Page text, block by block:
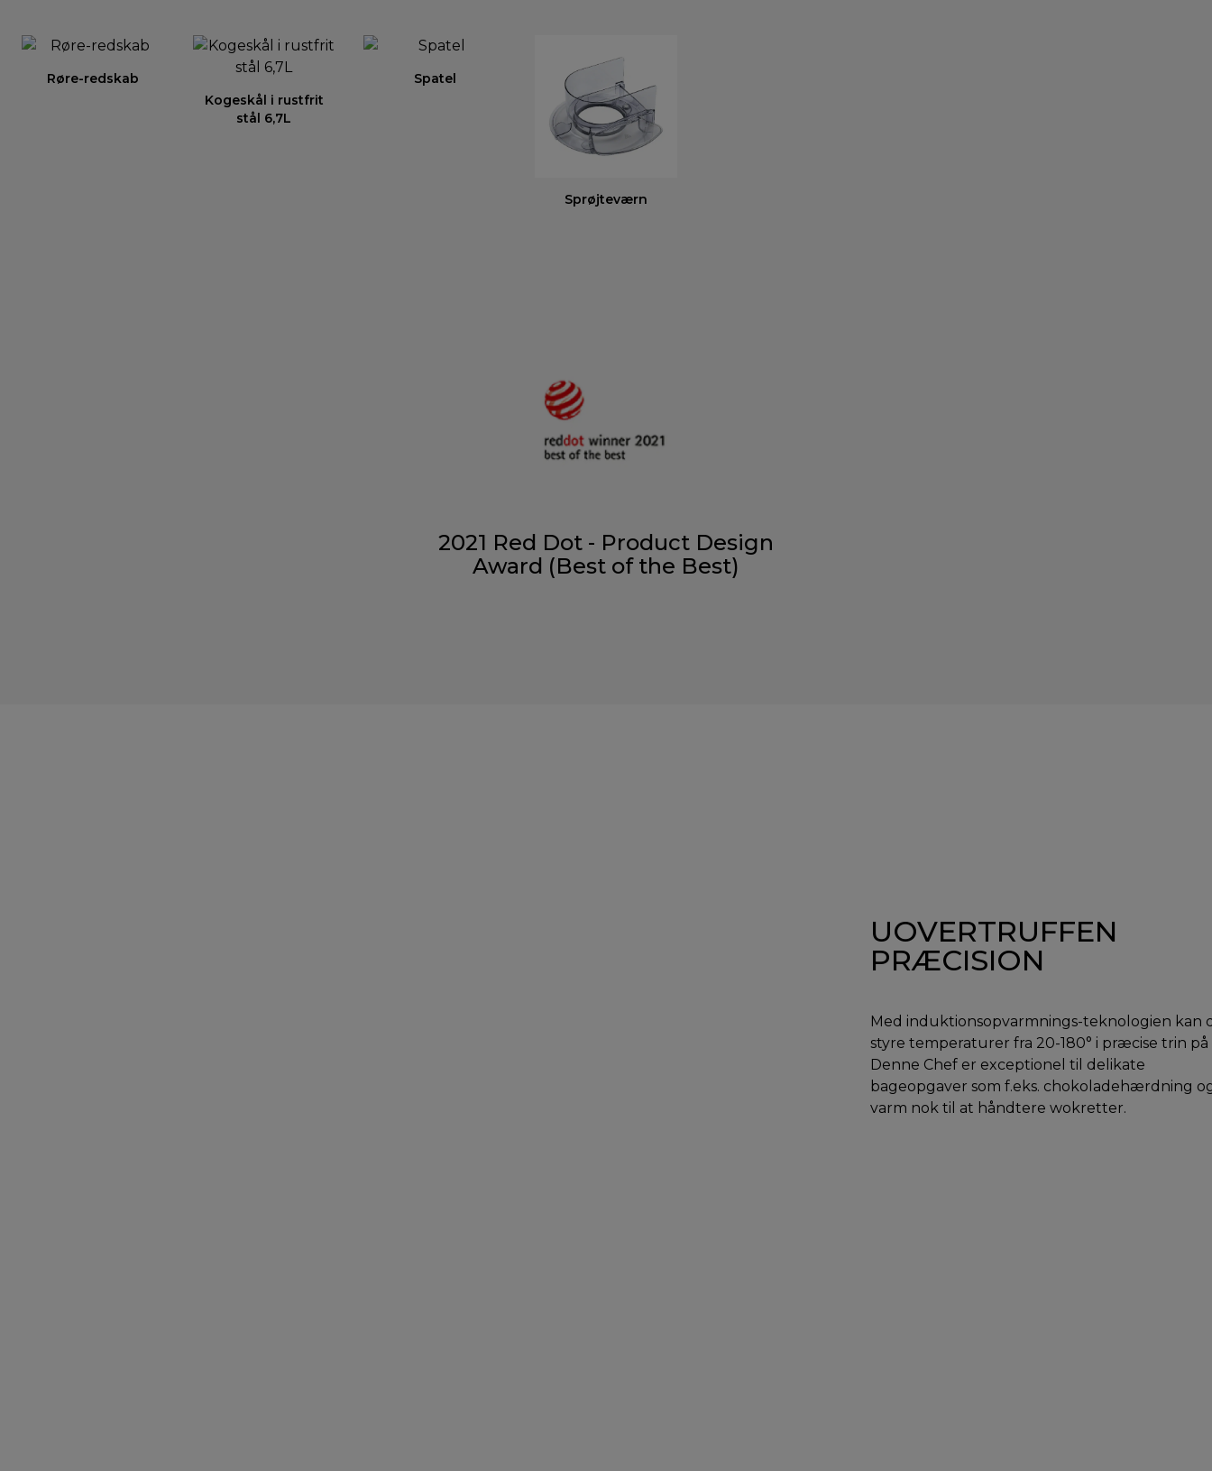
Røre-redskab
Kogeskål i rustfrit
stål 6,7L
Spatel
Sprøjteværn
2021 Red Dot - Product Design
Award (Best of the Best)
UOVERTRUFFEN
PRÆCISION
Med induktionsopvarmnings-teknologien kan
styre temperaturer fra 20-180° i præcise trin på
Denne Chef er exceptionel til delikate
bageopgaver som f.eks. chokoladehærdning
varm nok til at håndtere wokretter.